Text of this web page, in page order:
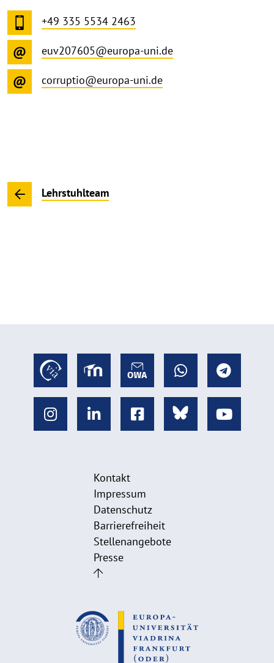
+49 335 5534 2463
euv207605@europa-uni.de
corruptio@europa-uni.de
Lehrstuhlteam
Kontakt
Impressum
Datenschutz
Barrierefreiheit
Stellenangebote
Presse